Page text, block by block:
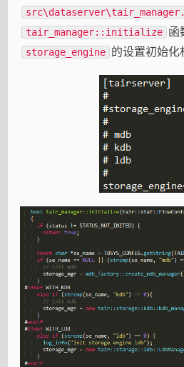
tair_manager::initialize 函
storage_engine 的设置初始化